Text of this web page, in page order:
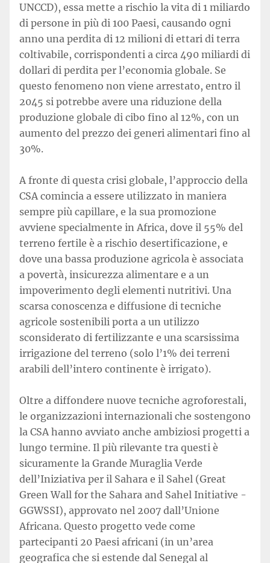
UNCCD), essa mette a rischio la vita di 1 miliardo
di persone in più di 100 Paesi, causando ogni
anno una perdita di 12 milioni di ettari di terra
coltivabile, corrispondenti a circa 490 miliardi di
dollari di perdita per l’economia globale. Se
questo fenomeno non viene arrestato, entro il
2045 si potrebbe avere una riduzione della
produzione globale di cibo fino al 12%, con un
aumento del prezzo dei generi alimentari fino al
30%.
A fronte di questa crisi globale, l’approccio della
CSA comincia a essere utilizzato in maniera
sempre più capillare, e la sua promozione
avviene specialmente in Africa, dove il 55% del
terreno fertile è a rischio desertificazione, e
dove una bassa produzione agricola è associata
a povertà, insicurezza alimentare e a un
impoverimento degli elementi nutritivi. Una
scarsa conoscenza e diffusione di tecniche
agricole sostenibili porta a un utilizzo
sconsiderato di fertilizzante e una scarsissima
irrigazione del terreno (solo l’1% dei terreni
arabili dell’intero continente è irrigato).
Oltre a diffondere nuove tecniche agroforestali,
le organizzazioni internazionali che sostengono
la CSA hanno avviato anche ambiziosi progetti a
lungo termine. Il più rilevante tra questi è
sicuramente la Grande Muraglia Verde
dell’Iniziativa per il Sahara e il Sahel (Great
Green Wall for the Sahara and Sahel Initiative -
GGWSSI), approvato nel 2007 dall’Unione
Africana. Questo progetto vede come
partecipanti 20 Paesi africani (in un’area
geografica che si estende dal Senegal al